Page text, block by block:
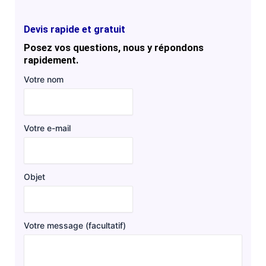
Devis rapide et gratuit
Posez vos questions, nous y répondons
rapidement.
Votre nom
Votre e-mail
Objet
Votre message (facultatif)